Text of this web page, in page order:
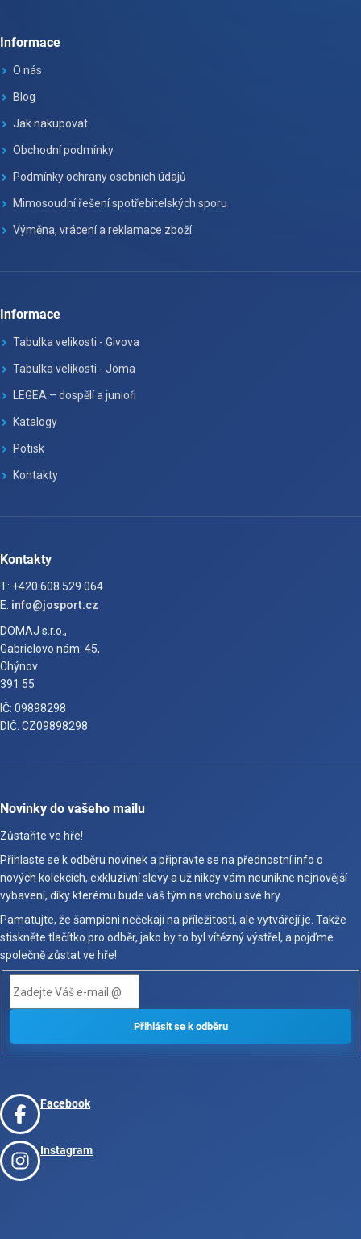
Informace
O nás
Blog
Jak nakupovat
Obchodní podmínky
Podmínky ochrany osobních údajů
Mimosoudní řešení spotřebitelských sporu
Výměna, vrácení a reklamace zboží
Informace
Tabulka velikosti - Givova
Tabulka velikosti - Joma
LEGEA – dospělí a junioři
Katalogy
Potisk
Kontakty
Kontakty
T: +420 608 529 064
E: info@josport.cz
DOMAJ s.r.o.,
Gabrielovo nám. 45,
Chýnov
391 55
IČ: 09898298
DIČ: CZ09898298
Novinky do vašeho mailu
Zůstaňte ve hře!
Přihlaste se k odběru novinek a připravte se na přednostní info o
nových kolekcích, exkluzivní slevy a už nikdy vám neunikne nejnovější
vybavení, díky kterému bude váš tým na vrcholu své hry.
Pamatujte, že šampioni nečekají na příležitosti, ale vytvářejí je. Takže
stiskněte tlačítko pro odběr, jako by to byl vítězný výstřel, a pojďme
společně zůstat ve hře!
Facebook
Instagram